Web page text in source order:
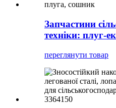
Запчастини
техніки: плуг-
переглянути товар